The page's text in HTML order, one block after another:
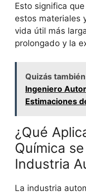
Esto significa
estos materiales
vida útil más
prolongado y la
Quizás
Ingeniero
Estimaciones
¿Qué
Química
Industria
La industria